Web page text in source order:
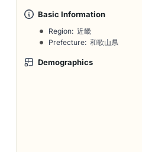
Basic Information
Region: 近畿
Prefecture: 和歌山県
Demographics